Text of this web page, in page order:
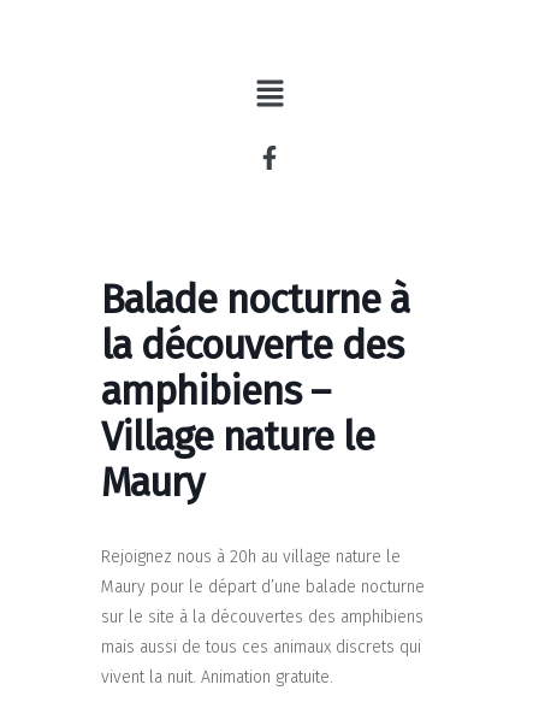
Balade nocturne à
la découverte des
amphibiens –
Village nature le
Maury
Rejoignez nous à 20h au village nature le
Maury pour le départ d’une balade nocturne
sur le site à la découvertes des amphibiens
mais aussi de tous ces animaux discrets qui
vivent la nuit. Animation gratuite.